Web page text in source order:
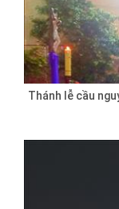
Thánh lễ cầu